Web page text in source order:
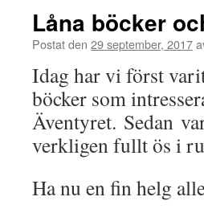
Låna böcker
Postat den 29 september, 2017
Idag har vi först
böcker som
Äventyret. Sedan
verkligen fullt ös i
Ha nu en fin helg